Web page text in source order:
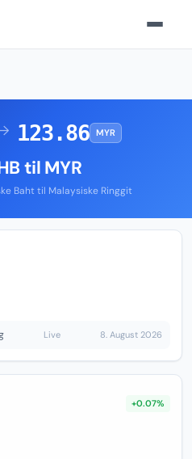
→ 123.86 MYR
til MYR
Baht til Malaysiske Ringgit
Live 8. August 2026
+0.07%